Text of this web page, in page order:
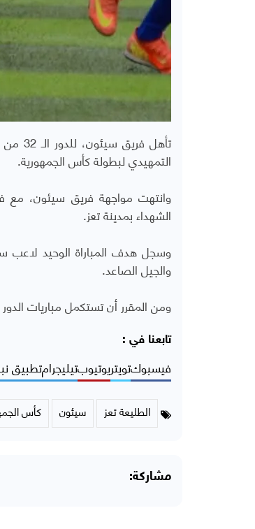
تأهل
التمهيدي لبطولة كأس الجمهورية.
وانتهت مواجهة فريق سيئون، مع
الشهداء بمدينة تعز.
وسجل هدف المباراة الوحيد لاعب
والجيل الصاعد.
ومن المقرر أن تستكمل مباريات الدور
تابعنا في :
فيسبوكتويتريوتيوبتيليجرامتطبيق
الطليعة تعز سيئون كأس
مشاركة: